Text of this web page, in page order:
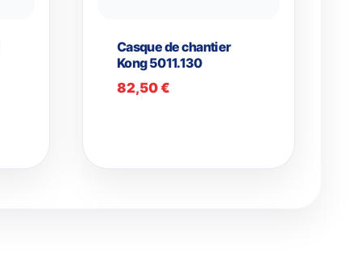
Casque de chantier
Kong 5011.130
82,50€